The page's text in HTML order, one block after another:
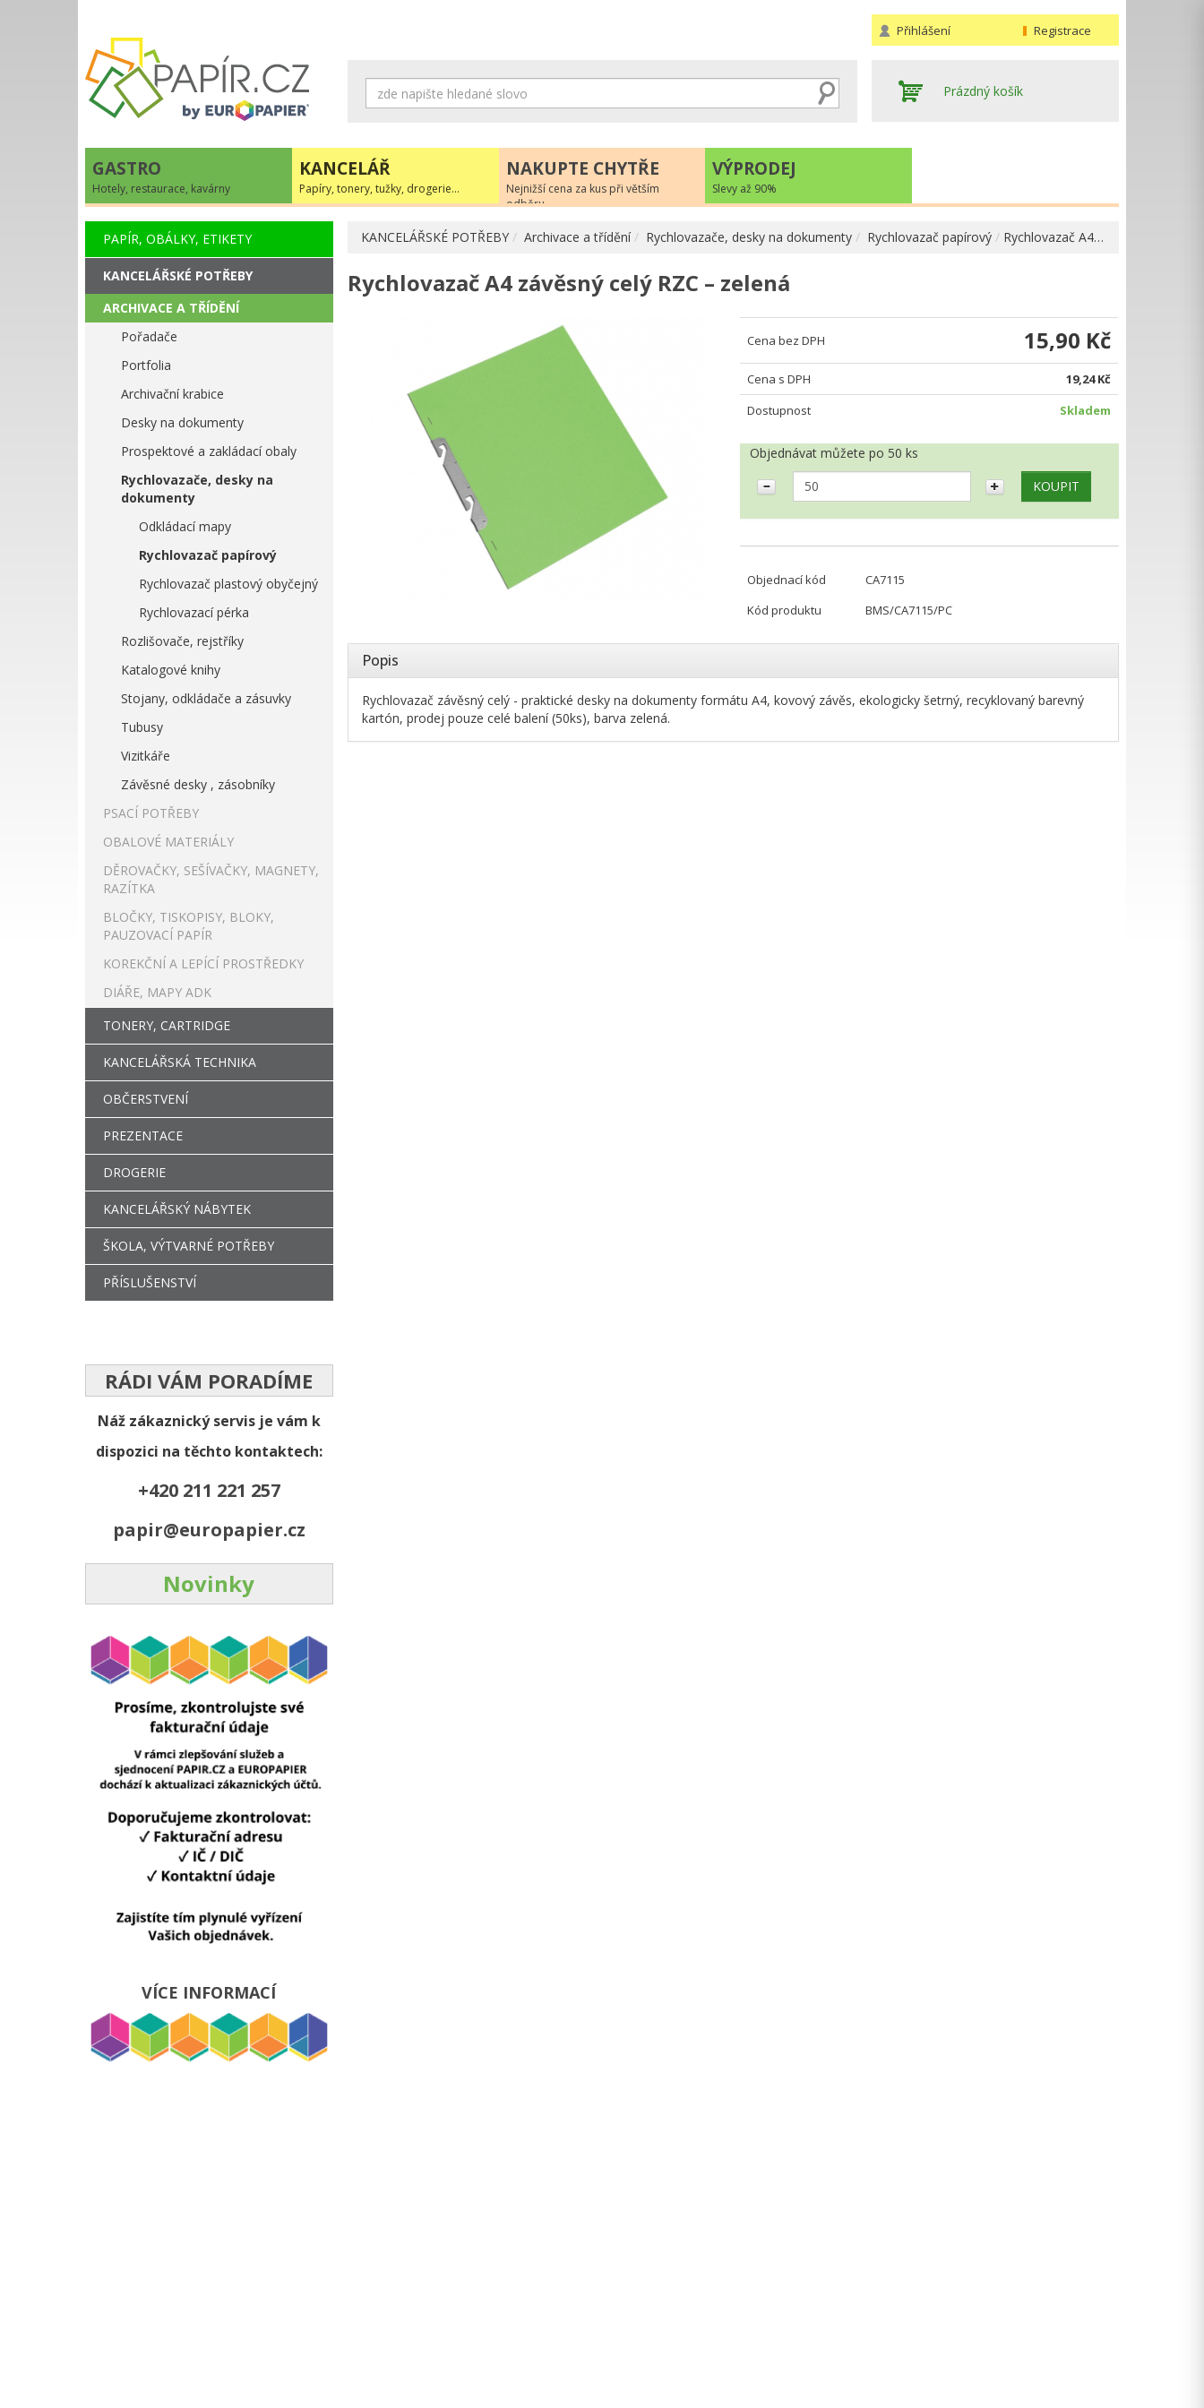
Přihlášení Registrace
Prázdný košík
GASTRO
Hotely, restaurace, kavárny
KANCELÁŘ
Papíry, tonery, tužky, drogerie...
NAKUPTE CHYTŘE
Nejnižší cena za kus při větším
odběru
VÝPRODEJ
Slevy až 90%
KANCELÁŘSKÉ POTŘEBY Archivace a třídění Rychlovazače, desky na dokumenty Rychlovazač papírový Rychlovazač A4…
Rychlovazač A4 závěsný celý RZC – zelená
Cena bez DPH 15,90 Kč
Cena s DPH
19,24 Kč
Dostupnost
Skladem
Objednávat můžete po 50 ks
Objednací kód
CA7115
Kód produktu
BMS/CA7115/PC
Popis
Rychlovazač závěsný celý - praktické desky na dokumenty formátu A4, kovový závěs, ekologicky šetrný, recyklovaný barevný
kartón, prodej pouze celé balení (50ks), barva zelená.
PAPÍR, OBÁLKY, ETIKETY
KANCELÁŘSKÉ POTŘEBY
ARCHIVACE A TŘÍDĚNÍ
Pořadače
Portfolia
Archivační krabice
Desky na dokumenty
Prospektové a zakládací obaly
Rychlovazače, desky na
dokumenty
Odkládací mapy
Rychlovazač papírový
Rychlovazač plastový obyčejný
Rychlovazací pérka
Rozlišovače, rejstříky
Katalogové knihy
Stojany, odkládače a zásuvky
Tubusy
Vizitkáře
Závěsné desky , zásobníky
PSACÍ POTŘEBY
OBALOVÉ MATERIÁLY
DĚROVAČKY, SEŠÍVAČKY, MAGNETY,
RAZÍTKA
BLOČKY, TISKOPISY, BLOKY,
PAUZOVACÍ PAPÍR
KOREKČNÍ A LEPÍCÍ PROSTŘEDKY
DIÁŘE, MAPY ADK
TONERY, CARTRIDGE
KANCELÁŘSKÁ TECHNIKA
OBČERSTVENÍ
PREZENTACE
DROGERIE
KANCELÁŘSKÝ NÁBYTEK
ŠKOLA, VÝTVARNÉ POTŘEBY
PŘÍSLUŠENSTVÍ
RÁDI VÁM PORADÍME
Náž zákaznický servis je vám k
dispozici na těchto kontaktech:
+420 211 221 257
papir@europapier.cz
Novinky
VÍCE INFORMACÍ